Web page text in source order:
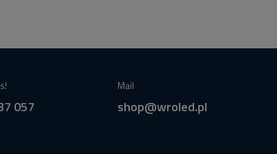
057
Mail
shop@wroled.pl